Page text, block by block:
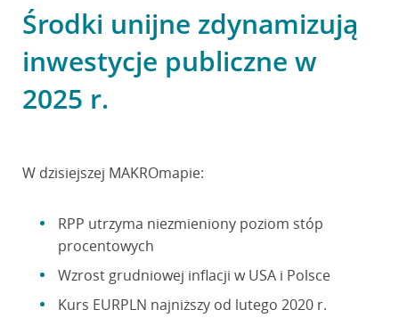
Środki unijne zdynamizują
inwestycje publiczne w
2025 r.
W dzisiejszej MAKROmapie:
RPP utrzyma niezmieniony poziom stóp
procentowych
Wzrost grudniowej inflacji w USA i Polsce
Kurs EURPLN najniższy od lutego 2020 r.